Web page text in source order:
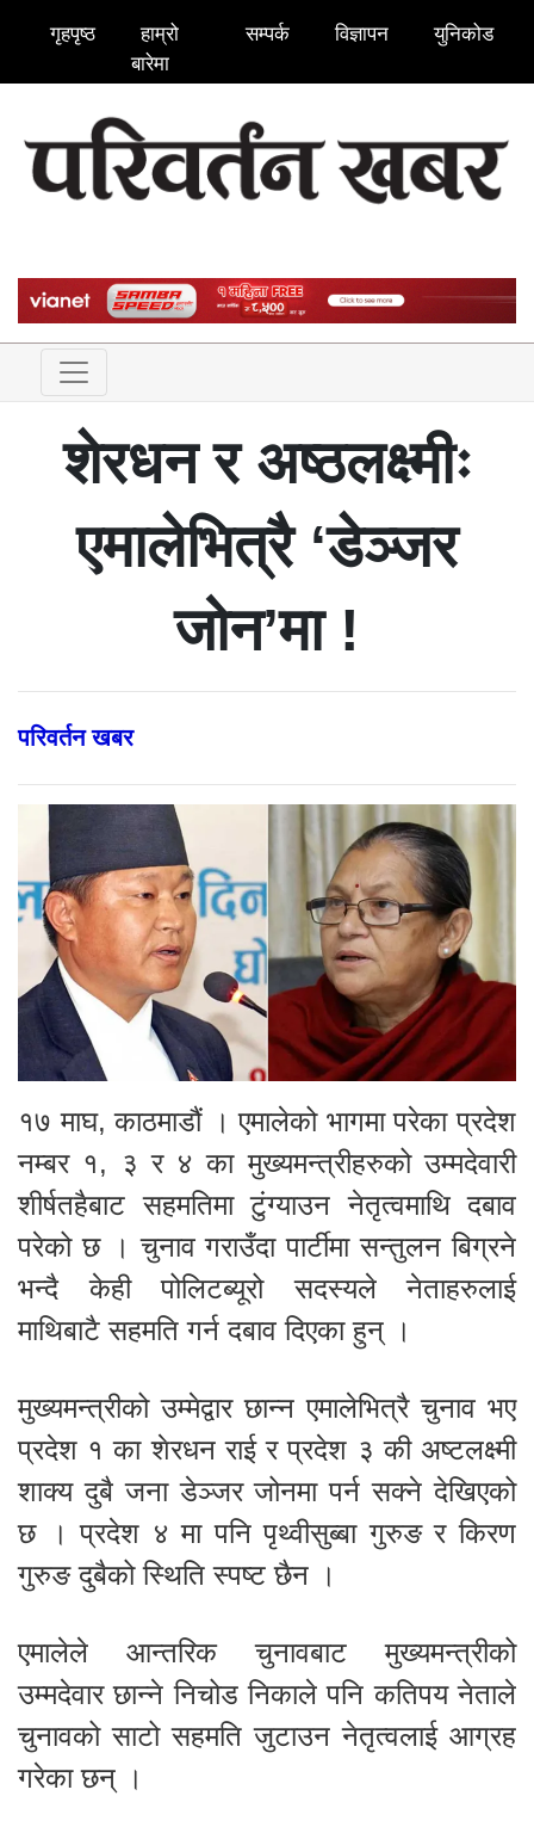
गृहपृष्ठ
हाम्रो
बारेमा
सम्पर्क विज्ञापन युनिकोड
शेरधन र अष्ठलक्ष्मीः
एमालेभित्रै ‘डेञ्जर
जोन’मा !
परिवर्तन खबर
१७ माघ, काठमाडौं । एमालेको भागमा परेका प्रदेश
नम्बर १, ३ र ४ का मुख्यमन्त्रीहरुको उम्मदेवारी
शीर्षतहैबाट सहमतिमा टुंग्याउन नेतृत्वमाथि दबाव
परेको छ । चुनाव गराउँदा पार्टीमा सन्तुलन बिग्रने
भन्दै केही पोलिटब्यूरो सदस्यले नेताहरुलाई
माथिबाटै सहमति गर्न दबाव दिएका हुन् ।
मुख्यमन्त्रीको उम्मेद्वार छान्न एमालेभित्रै चुनाव भए
प्रदेश १ का शेरधन राई र प्रदेश ३ की अष्टलक्ष्मी
शाक्य दुबै जना डेञ्जर जोनमा पर्न सक्ने देखिएको
छ । प्रदेश ४ मा पनि पृथ्वीसुब्बा गुरुङ र किरण
गुरुङ दुबैको स्थिति स्पष्ट छैन ।
एमालेले आन्तरिक चुनावबाट मुख्यमन्त्रीको
उम्मदेवार छान्ने निचोड निकाले पनि कतिपय नेताले
चुनावको साटो सहमति जुटाउन नेतृत्वलाई आग्रह
गरेका छन् ।